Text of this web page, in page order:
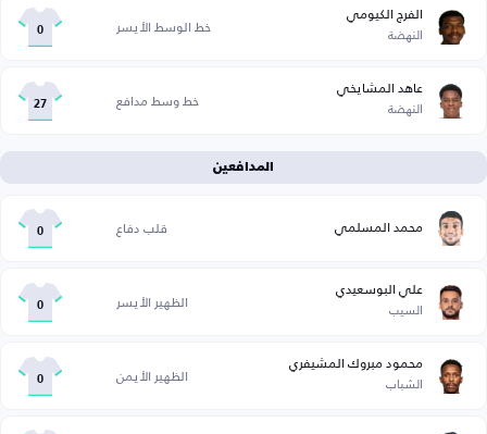
الفرج الكيومي
النهضة خط الوسط الأيسر 0
عاهد المشايخي
النهضة خط وسط مدافع 27
المدافعين
محمد المسلمي قلب دفاع 0
علي البوسعيدي
السيب الظهير الأيسر 0
محمود مبروك المشيفري
الشباب الظهير الأيمن 0